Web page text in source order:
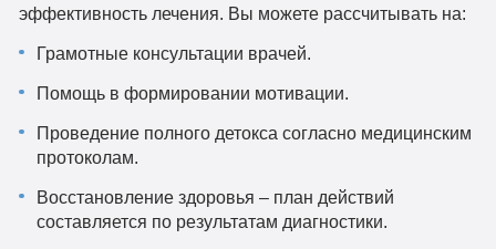
эффективность лечения. Вы можете рассчитывать на:
Грамотные консультации врачей.
Помощь в формировании мотивации.
Проведение полного детокса согласно медицинским
протоколам.
Восстановление здоровья – план действий
составляется по результатам диагностики.